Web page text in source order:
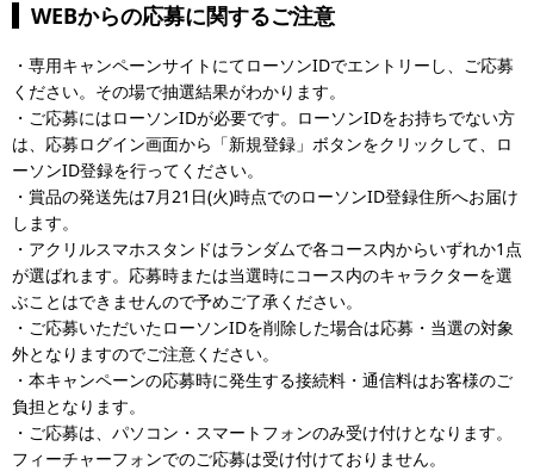
WEBからの応募に関するご注意
・専用キャンペーンサイトにてローソンIDでエントリーし、ご応募
ください。その場で抽選結果がわかります。
・ご応募にはローソンIDが必要です。ローソンIDをお持ちでない方
は、応募ログイン画面から「新規登録」ボタンをクリックして、ロ
ーソンID登録を行ってください。
・賞品の発送先は7月21日(火)時点でのローソンID登録住所へお届け
します。
・アクリルスマホスタンドはランダムで各コース内からいずれか1点
が選ばれます。応募時または当選時にコース内のキャラクターを選
ぶことはできませんので予めご了承ください。
・ご応募いただいたローソンIDを削除した場合は応募・当選の対象
外となりますのでご注意ください。
・本キャンペーンの応募時に発生する接続料・通信料はお客様のご
負担となります。
・ご応募は、パソコン・スマートフォンのみ受け付けとなります。
フィーチャーフォンでのご応募は受け付けておりません。